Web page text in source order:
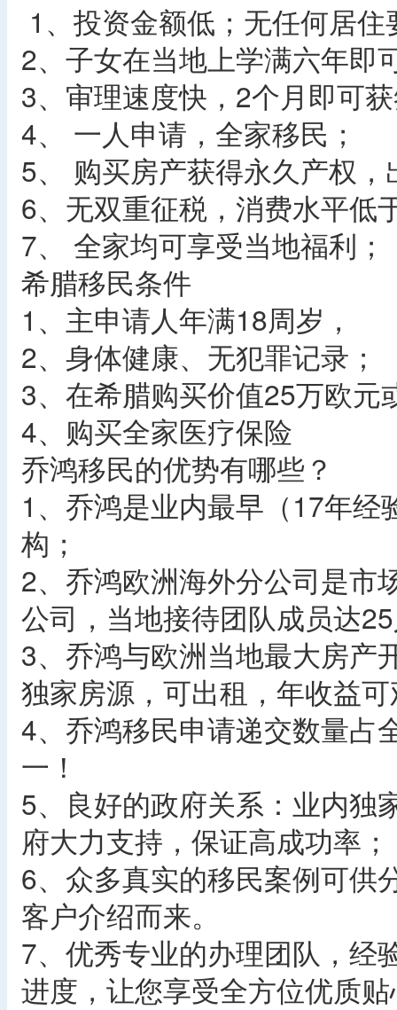
1、投资金额低；无任何居住
2、子女在当地上学满六年即
3、审理速度快，2个月即可
4、 一人申请，全家移民；
5、 购买房产获得永久产权
6、无双重征税，消费水平低
7、 全家均可享受当地福利；
希腊移民条件
1、主申请人年满18周岁，
2、身体健康、无犯罪记录；
3、在希腊购买价值25万欧元
4、购买全家医疗保险
乔鸿移民的优势有哪些？
1、乔鸿是业内最早（17年
构；
2、乔鸿欧洲海外分公司是市
公司，当地接待团队成员达
3、乔鸿与欧洲当地最大房产
独家房源，可出租，年收益
4、乔鸿移民申请递交数量占
一！
5、良好的政府关系：业内独
府大力支持，保证高成功率；
6、众多真实的移民案例可供
客户介绍而来。
7、优秀专业的办理团队，经
进度，让您享受全方位优质